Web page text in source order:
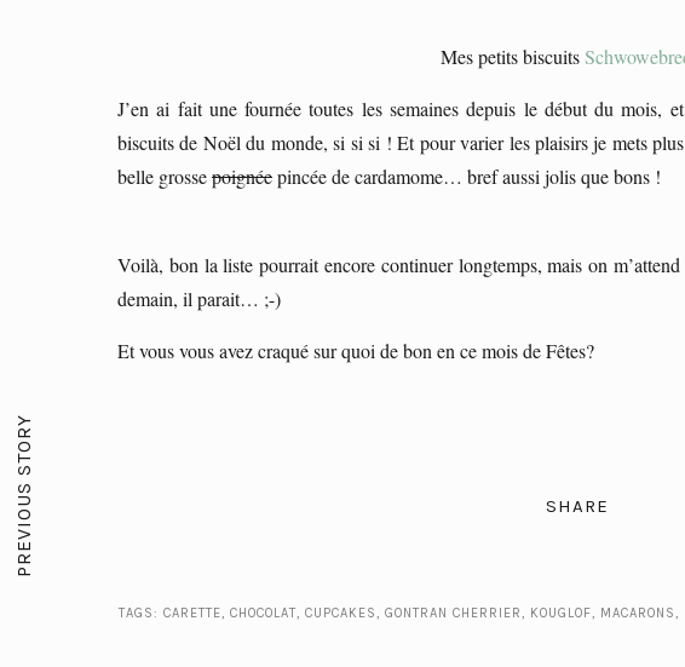
PREVIOUS STORY
Mes petits biscuits
J’en ai fait une fournée toutes les semaines depuis le début du mois,
biscuits de Noël du monde, si si si ! Et pour varier les plaisirs je mets
belle grossepoignéepincée de cardamome… bref aussi jolis que bons !
Voilà, bon la liste pourrait encore continuer longtemps, mais on
demain, il parait… ;-)
Et vous vous avez craqué sur quoi de bon en ce mois de Fêtes?
SHARE
TAGS: CARETTE, CHOCOLAT, CUPCAKES, GONTRAN CHERRIER, KOUGLOF, MACARONS,